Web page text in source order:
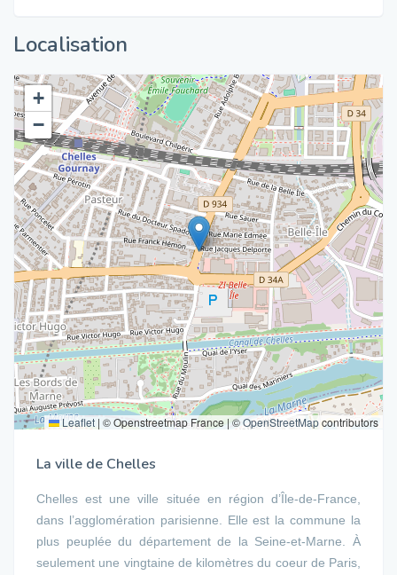
Localisation
+
−
Leaflet | © Openstreetmap France | ©OpenStreetMapcontributors
La ville de Chelles
Chelles est une ville située en région d’Île-de-France,
dans l’agglomération parisienne. Elle est la commune la
plus peuplée du département de la Seine-et-Marne. À
seulement une vingtaine de kilomètres du coeur de Paris,